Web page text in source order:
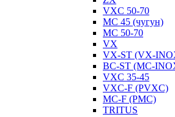
VXC 50-70
MC 45 (чугун)
MC 50-70
VX
VX-ST (VX-
BC-ST (MC-
VXC 35-45
VXC-F (PVXC)
MC-F (PMC)
TRITUS